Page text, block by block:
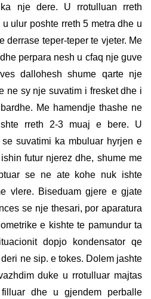
nje dere. U rrotulluan rreth
ulur poshte rreth 5 metra dhe u
derrase teper-teper te vjeter. Me
perpara nesh u cfaq nje guve
dallohesh shume qarte nje
ne sy nje suvatim i fresket dhe i
Me hamendje thashe ne
rreth 2-3 muaj e bere. U
suvatimi ka mbuluar hyrjen e
futur njerez dhe, shume me
se ne ate kohe nuk ishte
vlere. Biseduam gjere e gjate
se nje thesari, por aparatura
e kishte te pamundur ta
dopjo kondensator qe
ne sip. e tokes. Dolem jashte
duke u rrotulluar majtas
dhe u gjendem perballe